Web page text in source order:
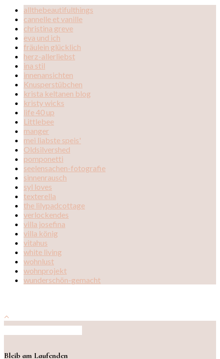
allthebeautifulthings
cannelle et vanille
christina greve
eva und ich
fräulein glücklich
herz-allerliebst
ina stil
innenansichten
Knusperstübchen
krista keltanen blog
kristy wicks
life 40 up
Littlebee
manger
mei liabste speis'
Oldsilvershed
pomponetti
seelensachen-fotografie
sinnenrausch
syl loves
texterella
the lilypadcottage
verlockendes
villa josefina
villa könig
vitahus
white living
wohnlust
wohnprojekt
wunderschön-gemacht
Bleib am Laufenden